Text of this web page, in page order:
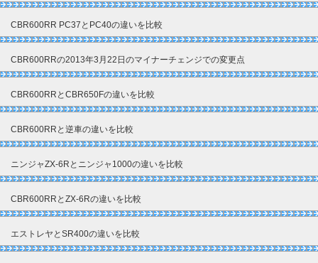
CBR600RR PC37とPC40の違いを比較
CBR600RRの2013年3月22日のマイナーチェンジでの変更点
CBR600RRとCBR650Fの違いを比較
CBR600RRと逆車の違いを比較
ニンジャZX-6Rとニンジャ1000の違いを比較
CBR600RRとZX-6Rの違いを比較
エストレヤとSR400の違いを比較